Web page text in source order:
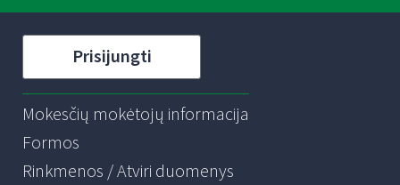
Prisijungti
Mokesčių mokėtojų informacija
Formos
Rinkmenos / Atviri duomenys